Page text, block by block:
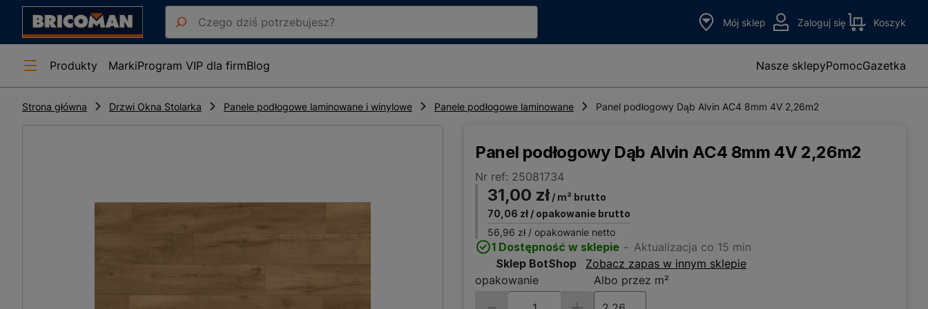
Mój sklep Zaloguj się Koszyk
Produkty MarkiProgram VIP dla firmBlog Nasze sklepyPomocGazetka
Strona główna Drzwi Okna Stolarka Panele podłogowe laminowane i winylowe Panele podłogowe laminowane Panel podłogowy Dąb Alvin AC4 8mm 4V 2,26m2
Panel podłogowy Dąb Alvin AC4 8mm 4V 2,26m2
Nr ref: 25081734
31,00 zł / m² brutto
70,06 zł / opakowanie brutto
56,96 zł / opakowanie netto
1 Dostępność w sklepie
Aktualizacja co 15 min
Sklep BotShop
Zobacz zapas w innym sklepie
opakowanie
Albo przez m²